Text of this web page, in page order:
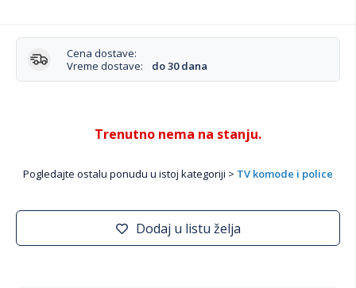
Cena dostave:
Vreme dostave:
do 30 dana
Trenutno nema na stanju.
Pogledajte ostalu ponudu u istoj kategoriji > TV komode i police
Dodaj u listu želja